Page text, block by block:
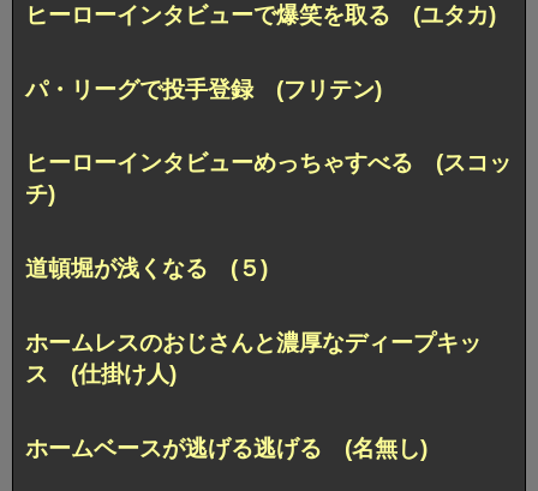
ヒーローインタビューで爆笑を取る (ユタカ)
パ・リーグで投手登録 (フリテン)
ヒーローインタビューめっちゃすべる (スコッ
チ)
道頓堀が浅くなる (５)
ホームレスのおじさんと濃厚なディープキッ
ス (仕掛け人)
ホームベースが逃げる逃げる (名無し)